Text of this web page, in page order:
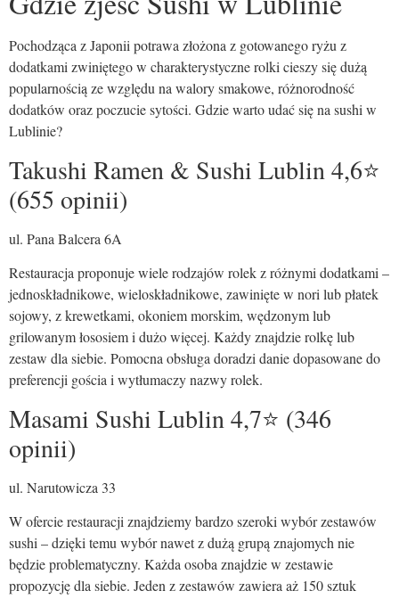
Pochodząca z Japonii potrawa złożona z gotowanego ryżu z
dodatkami zwiniętego w charakterystyczne rolki cieszy się dużą
popularnością ze względu na walory smakowe, różnorodność
dodatków oraz poczucie sytości. Gdzie warto udać się na sushi w
Lublinie?
Takushi Ramen & Sushi Lublin 4,6⭐
(655 opinii)
ul. Pana Balcera 6A
Restauracja proponuje wiele rodzajów rolek z różnymi dodatkami –
jednoskładnikowe, wieloskładnikowe, zawinięte w nori lub płatek
sojowy, z krewetkami, okoniem morskim, wędzonym lub
grilowanym łososiem i dużo więcej. Każdy znajdzie rolkę lub
zestaw dla siebie. Pomocna obsługa doradzi danie dopasowane do
preferencji gościa i wytłumaczy nazwy rolek.
Masami Sushi Lublin 4,7⭐ (346
opinii)
ul. Narutowicza 33
W ofercie restauracji znajdziemy bardzo szeroki wybór zestawów
sushi – dzięki temu wybór nawet z dużą grupą znajomych nie
będzie problematyczny. Każda osoba znajdzie w zestawie
propozycję dla siebie. Jeden z zestawów zawiera aż 150 sztuk